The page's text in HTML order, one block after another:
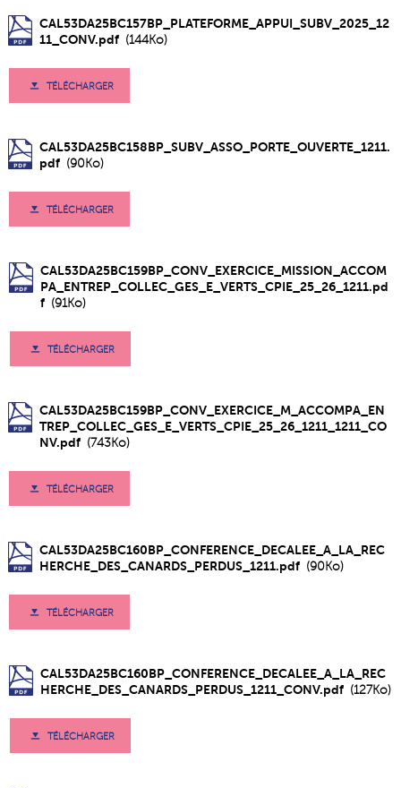
CAL53DA25BC157BP_PLATEFORME_APPUI_SUBV_2025_12
11_CONV.pdf (144Ko)
TÉLÉCHARGER
CAL53DA25BC158BP_SUBV_ASSO_PORTE_OUVERTE_1211.
pdf (90Ko)
TÉLÉCHARGER
CAL53DA25BC159BP_CONV_EXERCICE_MISSION_ACCOM
PA_ENTREP_COLLEC_GES_E_VERTS_CPIE_25_26_1211.pd
f (91Ko)
TÉLÉCHARGER
CAL53DA25BC159BP_CONV_EXERCICE_M_ACCOMPA_EN
TREP_COLLEC_GES_E_VERTS_CPIE_25_26_1211_1211_CO
NV.pdf (743Ko)
TÉLÉCHARGER
CAL53DA25BC160BP_CONFERENCE_DECALEE_A_LA_REC
HERCHE_DES_CANARDS_PERDUS_1211.pdf (90Ko)
TÉLÉCHARGER
CAL53DA25BC160BP_CONFERENCE_DECALEE_A_LA_REC
HERCHE_DES_CANARDS_PERDUS_1211_CONV.pdf (127Ko)
TÉLÉCHARGER